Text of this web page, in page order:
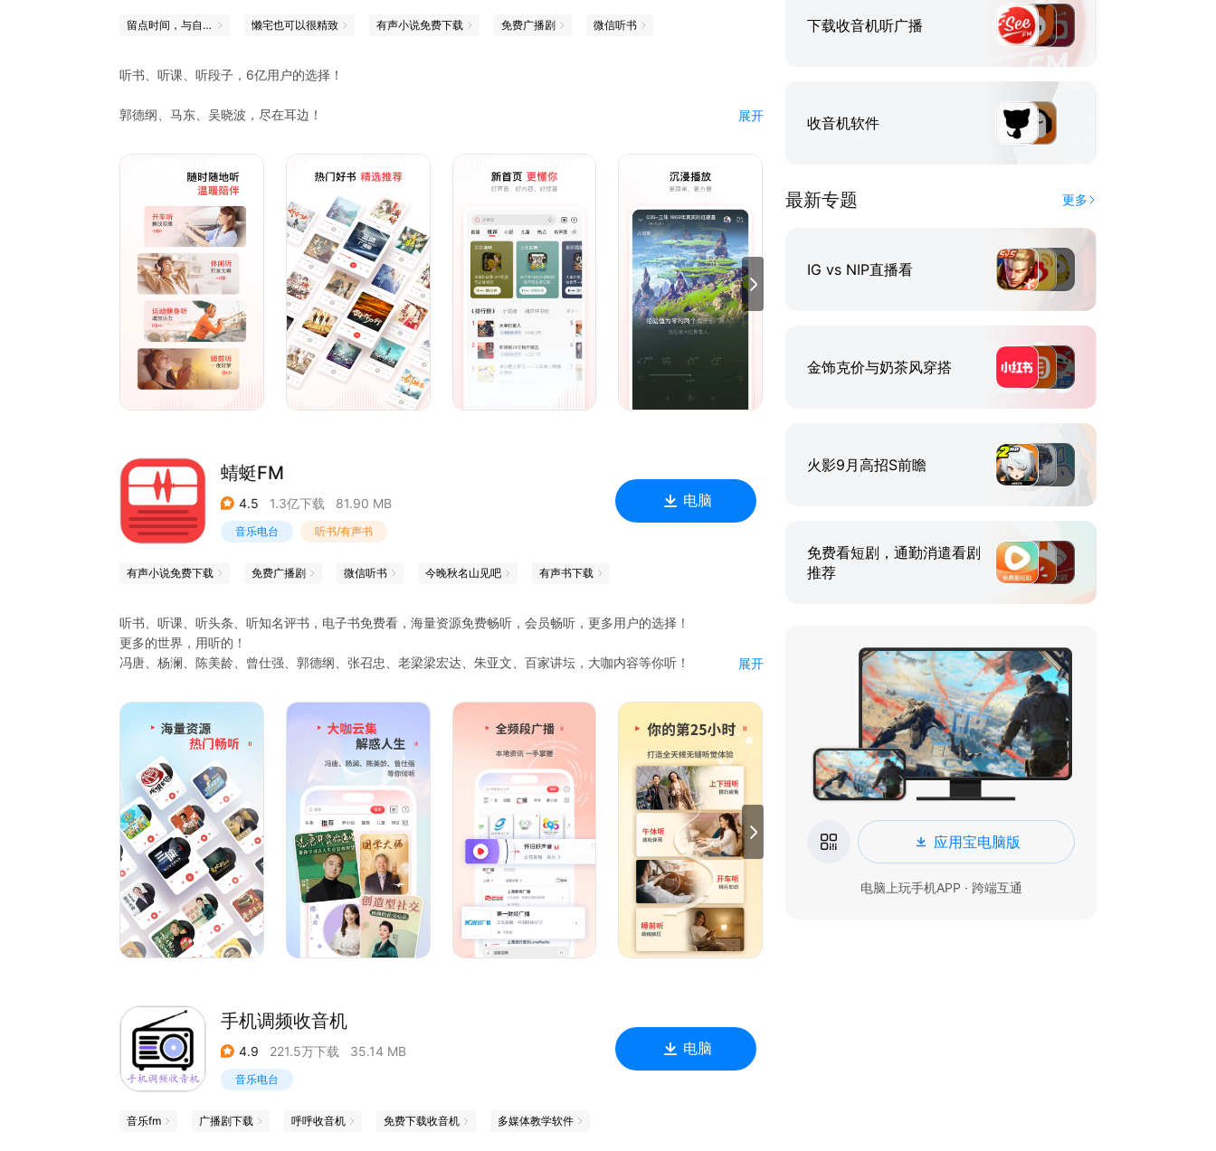
留点时间，与自己独处 懒宅也可以很精致 有声小说免费下载 免费广播剧 微信听书
听书、听课、听段子，6亿用户的选择！
郭德纲、马东、吴晓波，尽在耳边！
排队、等人、做家务，碎片时间变黄金；
晨跑很单调？资讯、知识随你动；
开车怒烦躁？段子帮你减压少烦恼；
睡前慢时光？自然声、音乐伴你好入眠；
【特色功能 惊喜立现】
[助眠解压]沉浸式助眠体验，把大自然搬到你的枕边；
[咔嚓]听到精彩情节咔嚓一下，记录精彩记录美；
[趣配音]是否想过用自己的声音驾驭不同角色？是否想过自己也能演绎经典大片？只需简单几步，就能用声音实现演
艺梦；
[语音直播]邻家女孩、知性大叔、天生歌姬，只要你来，他们都在直播间等你~
《新闻联播》：央视新闻官方入驻，新闻联播随你点播
《郭德纲·于谦 明天见》：相声界超强CP，经典必听
展开
蜻蜓FM
4.5 1.3亿下载 81.90 MB
音乐电台 听书/有声书
电脑
有声小说免费下载 免费广播剧 微信听书 今晚秋名山见吧 有声书下载
听书、听课、听头条、听知名评书，电子书免费看，海量资源免费畅听，会员畅听，更多用户的选择！
更多的世界，用听的！
冯唐、杨澜、陈美龄、曾仕强、郭德纲、张召忠、老梁梁宏达、朱亚文、百家讲坛，大咖内容等你听！
眠解压，世间百态人情冷暖，尽在蜻蜓FM收听！
【热门内容】
好课推荐：杨澜的社交心法、冯唐讲《资治通鉴》、陈美龄的育儿基础必修课......独家收听！
小说：三体、上门龙婿|至尊龙婿叶辰、鬼吹灯全集、北派盗墓笔记、平步青云、茅山后裔、阴阳通灵师、万相之
王、闪婚总裁契约妻、农门小王妃、后宫甄嬛传：全六册
头条：天天天下、观棋有语、听风的蚕、察话会、震海听风、心医林霖说、牛弹琴、爱特记者圈、军情观察、新华
FM 、环球时报社评
【大咖云集】
冯唐、杨澜、陈美龄、曾仕强、单田芳、蒋勋、张召忠、马未都、张大春、郭德纲、陈鲁豫、许知远、骆新、刘兰
芳、杜文龙、齐俊杰、马红漫、洪榕、王冠、姬宇阳、黄磊、陆琪、苏芩、周建龙、万峰、朱亚文、叶文、易中
天、乐嘉、杨迪、方文山、毕飞宇、戴锦华、席亚洲
展开
手机调频收音机
4.9 221.5万下载 35.14 MB
音乐电台
电脑
音乐fm 广播剧下载 呼呼收音机 免费下载收音机 多媒体教学软件
下载收音机听广播
收音机软件
最新专题 更多
IG vs NIP直播看
金饰克价与奶茶风穿搭
火影9月高招S前瞻
免费看短剧，通勤消遣看剧
推荐
应用宝电脑版
电脑上玩手机APP · 跨端互通